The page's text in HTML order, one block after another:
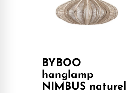
BYBOO
hanglamp
NIMBUS naturel